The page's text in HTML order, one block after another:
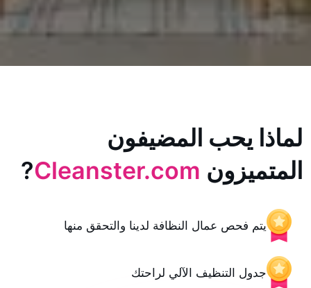
المضيفون
Cleanster.com
?
عمال النظافة لدينا والتحقق منها
التنظيف الآلي لراحتك